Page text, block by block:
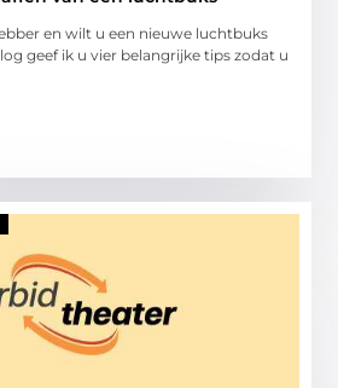
en wilt u een nieuwe luchtbuks
geef ik u vier belangrijke tips zodat u